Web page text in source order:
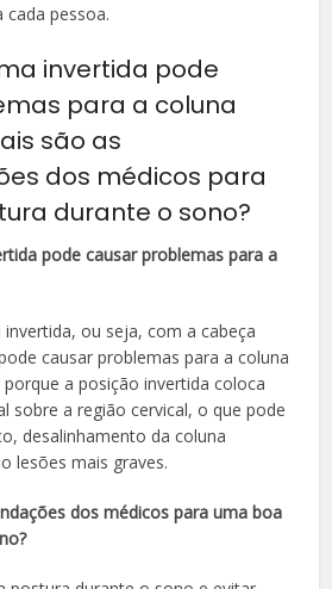
pessoa.
invertida pode
para a coluna
são as
dos médicos para
durante o sono?
pode causar problemas para a
ou seja, com a cabeça
causar problemas para a coluna
a posição invertida coloca
sobre a região cervical, o que pode
desalinhamento da coluna
lesões mais graves.
dos médicos para uma boa